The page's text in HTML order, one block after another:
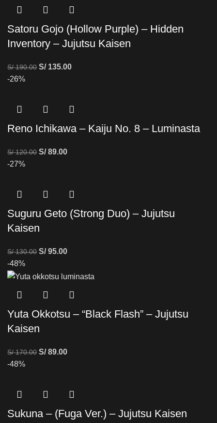
Satoru Gojo (Hollow Purple) – Hidden
Inventory – Jujutsu Kaisen
S/190.00 S/135.00
-26%
Reno Ichikawa – Kaiju No. 8 – Luminasta
S/120.00 S/89.00
-27%
Suguru Geto (Strong Duo) – Jujutsu
Kaisen
S/130.00 S/95.00
-48%
Yuta Okkotsu – “Black Flash” – Jujutsu
Kaisen
S/170.00 S/89.00
-48%
Sukuna – (Fuga Ver.) – Jujutsu Kaisen